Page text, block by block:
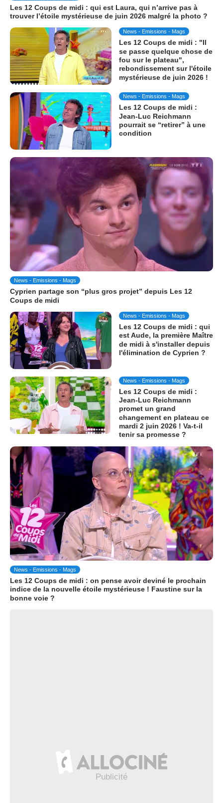
Les 12 Coups de midi : qui est Laura, qui n’arrive pas à
trouver l’étoile mystérieuse de juin 2026 malgré la photo ?
News - Emissions - Mags
Les 12 Coups de midi : "Il
se passe quelque chose de
fou sur le plateau",
rebondissement sur l'étoile
mystérieuse de juin 2026 !
News - Emissions - Mags
Les 12 Coups de midi :
Jean-Luc Reichmann
pourrait se “retirer” à une
condition
News - Emissions - Mags
Cyprien partage son “plus gros projet” depuis Les 12
Coups de midi
News - Emissions - Mags
Les 12 Coups de midi : qui
est Aude, la première Maître
de midi à s'installer depuis
l'élimination de Cyprien ?
News - Emissions - Mags
Les 12 Coups de midi :
Jean-Luc Reichmann
promet un grand
changement en plateau ce
mardi 2 juin 2026 ! Va-t-il
tenir sa promesse ?
News - Emissions - Mags
Les 12 Coups de midi : on pense avoir deviné le prochain
indice de la nouvelle étoile mystérieuse ! Faustine sur la
bonne voie ?